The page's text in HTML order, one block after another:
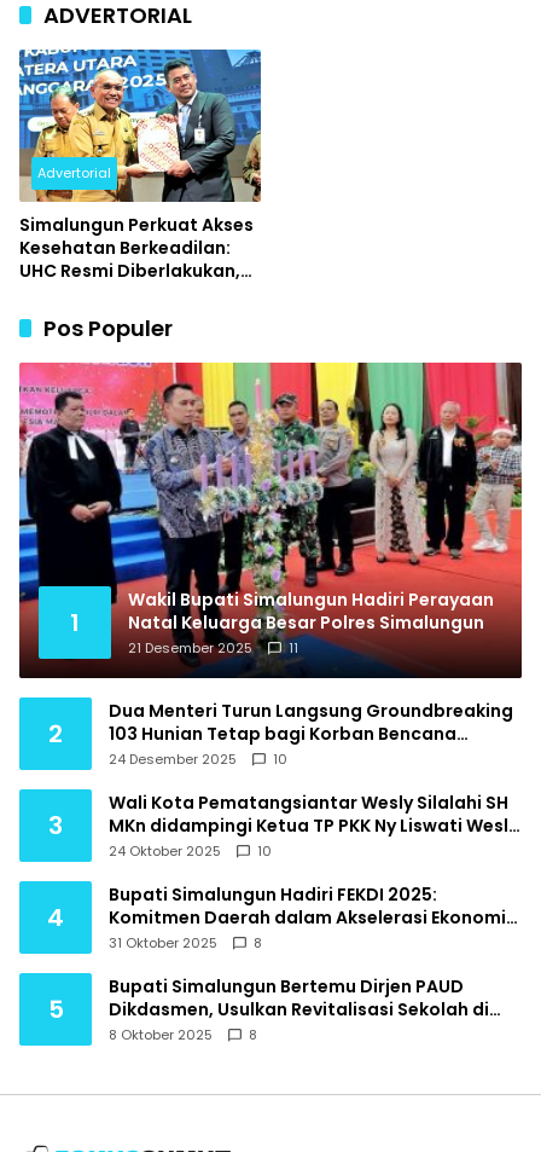
ADVERTORIAL
Advertorial
Simalungun Perkuat Akses
Kesehatan Berkeadilan:
UHC Resmi Diberlakukan,
KTP untuk Berobat
Pos Populer
1
Wakil Bupati Simalungun Hadiri Perayaan
Natal Keluarga Besar Polres Simalungun
21 Desember 2025 11
2
Dua Menteri Turun Langsung Groundbreaking
103 Hunian Tetap bagi Korban Bencana
Hidrometeorologi Tapanuli Utara
24 Desember 2025 10
3
Wali Kota Pematangsiantar Wesly Silalahi SH
MKn didampingi Ketua TP PKK Ny Liswati Wesly
Silalahi menghadiri Pembukaan Indonesia
24 Oktober 2025 10
4
Bupati Simalungun Hadiri FEKDI 2025:
Komitmen Daerah dalam Akselerasi Ekonomi
Digital Nasional
31 Oktober 2025 8
5
Bupati Simalungun Bertemu Dirjen PAUD
Dikdasmen, Usulkan Revitalisasi Sekolah di
Daerah Terpencil
8 Oktober 2025 8